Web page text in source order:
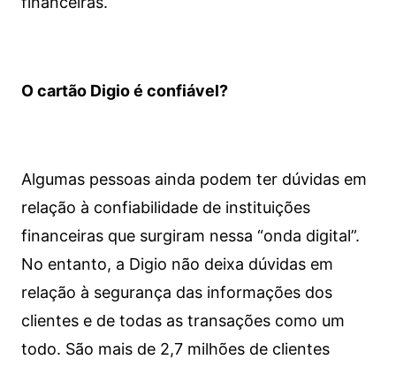
O cartão Digio é confiável?
Algumas pessoas ainda podem ter dúvidas em
relação à confiabilidade de instituições
financeiras que surgiram nessa “onda digital”.
No entanto, a Digio não deixa dúvidas em
relação à segurança das informações dos
clientes e de todas as transações como um
todo. São mais de 2,7 milhões de clientes